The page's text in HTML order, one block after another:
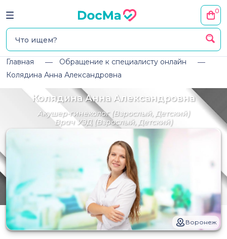
0
Главная
Обращение к специалисту онлайн
Колядина Анна Александровна
Колядина Анна Александровна
Акушер-гинеколог(Взрослый, Детский)
Врач УЗД(Взрослый, Детский)
Воронеж